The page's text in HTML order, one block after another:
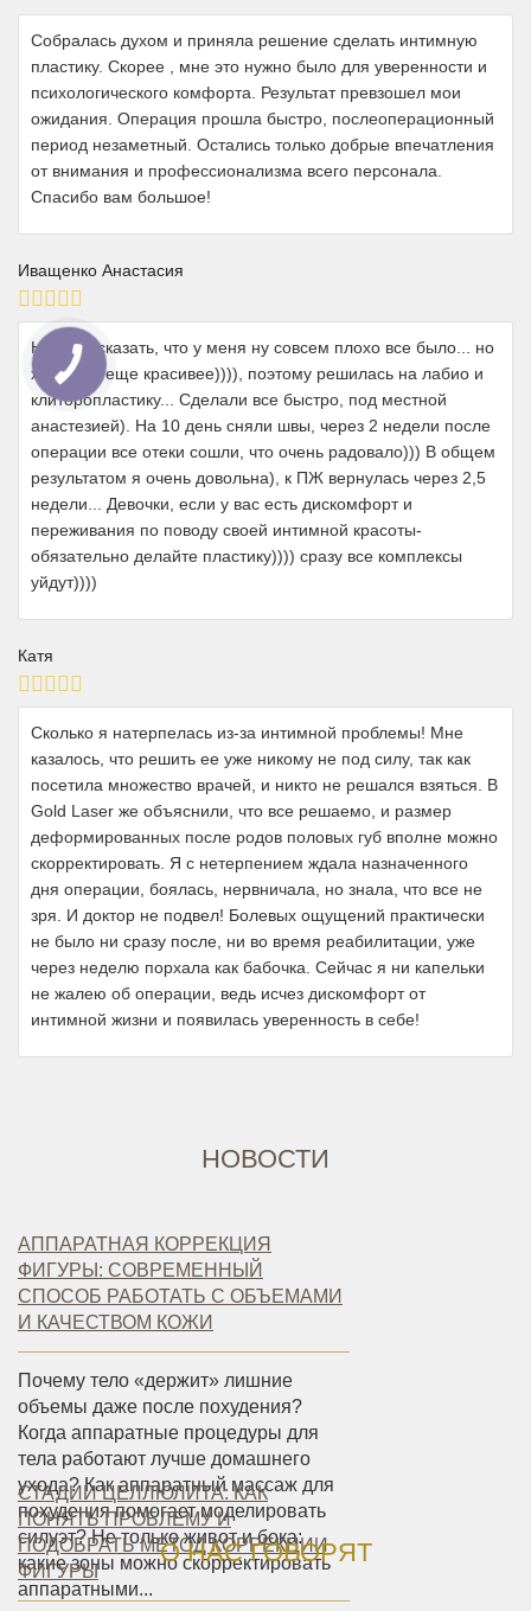
Собралась духом и приняла решение сделать интимную
пластику. Cкорее , мне это нужно было для уверенности и
психологического комфорта. Результат превзошел мои
ожидания. Операция прошла быстро, послеоперационный
период незаметный. Остались только добрые впечатления
от внимания и профессионализма всего персонала.
Спасибо вам большое!
Иващенко Анастасия
Не могу сказать, что у меня ну совсем плохо все было... но
хотелось еще красивее)))), поэтому решилась на лабио и
клиторопластику... Сделали все быстро, под местной
анастезией). На 10 день сняли швы, через 2 недели после
операции все отеки сошли, что очень радовало))) В общем
результатом я очень довольна), к ПЖ вернулась через 2,5
недели... Девочки, если у вас есть дискомфорт и
переживания по поводу своей интимной красоты-
обязательно делайте пластику)))) сразу все комплексы
уйдут))))
Катя
Сколько я натерпелась из-за интимной проблемы! Мне
казалось, что решить ее уже никому не под силу, так как
посетила множество врачей, и никто не решался взяться. В
Gold Laser же объяснили, что все решаемо, и размер
деформированных после родов половых губ вполне можно
скорректировать. Я с нетерпением ждала назначенного
дня операции, боялась, нервничала, но знала, что все не
зря. И доктор не подвел! Болевых ощущений практически
не было ни сразу после, ни во время реабилитации, уже
через неделю порхала как бабочка. Сейчас я ни капельки
не жалею об операции, ведь исчез дискомфорт от
интимной жизни и появилась уверенность в себе!
НОВОСТИ
АППАРАТНАЯ КОРРЕКЦИЯ
ФИГУРЫ: СОВРЕМЕННЫЙ
СПОСОБ РАБОТАТЬ С ОБЪЕМАМИ
И КАЧЕСТВОМ КОЖИ
Почему тело «держит» лишние
объемы даже после похудения?
Когда аппаратные процедуры для
тела работают лучше домашнего
ухода? Как аппаратный массаж для
похудения помогает моделировать
силуэт? Не только живот и бока:
какие зоны можно скорректировать
аппаратными...
СТАДИИ ЦЕЛЛЮЛИТА: КАК
ПОНЯТЬ ПРОБЛЕМУ И
ПОДОБРАТЬ МЕТОД КОРРЕКЦИИ
ФИГУРЫ
О НАС ГОВОРЯТ